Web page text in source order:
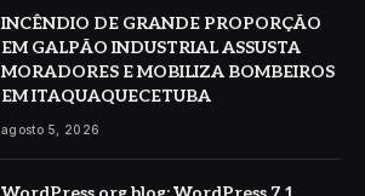
INCÊNDIO DE GRANDE PROPORÇÃO
EM GALPÃO INDUSTRIAL ASSUSTA
MORADORES E MOBILIZA BOMBEIROS
EM ITAQUAQUECETUBA
agosto 5, 2026